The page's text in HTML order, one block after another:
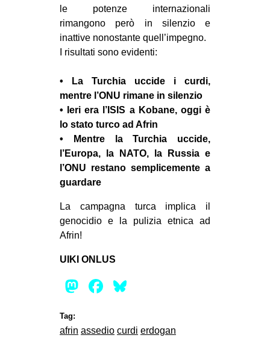
le potenze internazionali
rimangono però in silenzio e
inattive nonostante quell’impegno.
I risultati sono evidenti:
• La Turchia uccide i curdi,
mentre l’ONU rimane in silenzio
• Ieri era l’ISIS a Kobane, oggi è
lo stato turco ad Afrin
• Mentre la Turchia uccide,
l’Europa, la NATO, la Russia e
l’ONU restano semplicemente a
guardare
La campagna turca implica il
genocidio e la pulizia etnica ad
Afrin!
UIKI ONLUS
Mastodon
Facebook
Tag:
afrin assedio curdi erdogan